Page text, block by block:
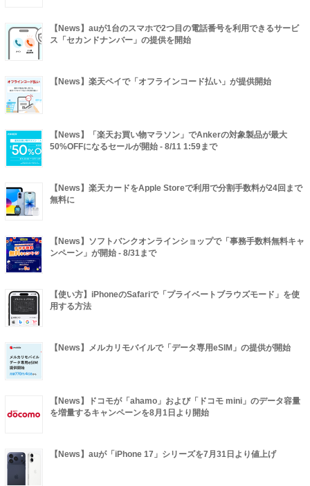
【News】auが1台のスマホで2つ目の電話番号を利用できるサービ
ス「セカンドナンバー」の提供を開始
【News】楽天ペイで「オフラインコード払い」が提供開始
【News】「楽天お買い物マラソン」でAnkerの対象製品が最大
50%OFFになるセールが開始 - 8/11 1:59まで
【News】楽天カードをApple Storeで利用で分割手数料が24回まで
無料に
【News】ソフトバンクオンラインショップで「事務手数料無料キャ
ンペーン」が開始 - 8/31まで
【使い方】iPhoneのSafariで「プライベートブラウズモード」を使
用する方法
【News】メルカリモバイルで「データ専用eSIM」の提供が開始
【News】ドコモが「ahamo」および「ドコモ mini」のデータ容量
を増量するキャンペーンを8月1日より開始
【News】auが「iPhone 17」シリーズを7月31日より値上げ